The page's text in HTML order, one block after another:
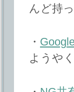
んど持
・
ようやく